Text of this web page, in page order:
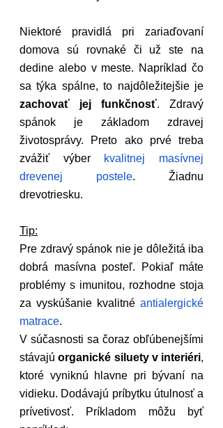
Niektoré pravidlá pri zariaďovaní
domova sú rovnaké či už ste na
dedine alebo v meste. Napríklad čo
zachovať jej funkčnosť. Zdravý
spánok je základom zdravej
životosprávy. Preto ako prvé treba
zvážiť výber kvalitnej masívnej
drevenej postele. Žiadnu
drevotriesku.
Tip:
Pre zdravý spánok nie je dôležitá iba
dobrá masívna posteľ. Pokiaľ máte
problémy s imunitou, rozhodne stoja
za vyskúšanie kvalitné antialergické
matrace.
V súčasnosti sa čoraz obľúbenejšími
stávajú organické siluety v interiéri,
ktoré vyniknú hlavne pri bývaní na
vidieku. Dodávajú príbytku útulnosť a
prívetivosť. Príkladom môžu byť